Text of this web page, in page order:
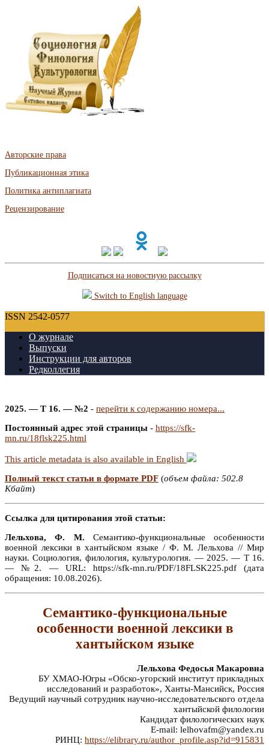
Авторские права
Публикационная этика
Политика антиплагиата
Рецензирование
Подписаться на новостную рассылку
Switch to English language
ISSN 2542-0577
О журнале
Выпуски
Инструкции для авторов
Редколлегия
2025. — Т 16. — №2 - перейти к содержанию номера...
Постоянный адрес этой страницы - https://sfk-
mn.ru/18flsk225.html
This article metadata is also available in English
Полный текст статьи в формате PDF (объем файла: 502.8
Кбайт)
Ссылка для цитирования этой статьи:
Лельхова, Ф. М. Семантико-функциональные особенности
военной лексики в хантыйском языке / Ф. М. Лельхова // Мир
науки. Социология, филология, культурология. — 2025. — Т 16.
— №2. — URL: https://sfk-mn.ru/PDF/18FLSK225.pdf (дата
обращения: 10.08.2026).
Семантико-функциональные
особенности военной лексики в
хантыйском языке
Лельхова Федосья Макаровна
БУ ХМАО-Югры «Обско-угорский институт прикладных
исследований и разработок», Ханты-Мансийск, Россия
Ведущий научный сотрудник научно-исследовательского отдела
хантыйской филологии
Кандидат филологических наук
E-mail: lelhovafm@yandex.ru
РИНЦ: https://elibrary.ru/author_profile.asp?id=915831